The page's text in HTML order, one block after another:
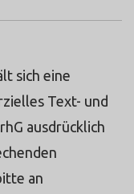
sich eine
Text- und
ausdrücklich
an